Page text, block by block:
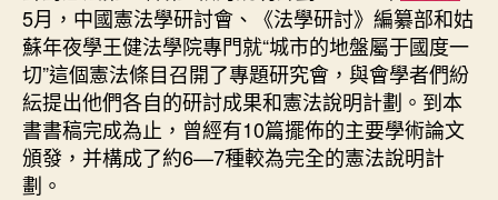
5月，中國憲法學研討會、《法學研討》編纂部和姑
蘇年夜學王健法學院專門就“城市的地盤屬于國度一
切”這個憲法條目召開了專題研究會，與會學者們紛
紜提出他們各自的研討成果和憲法說明計劃。到本
書書稿完成為止，曾經有10篇擺佈的主要學術論文
頒發，并構成了約6—7種較為完全的憲法說明計
劃。